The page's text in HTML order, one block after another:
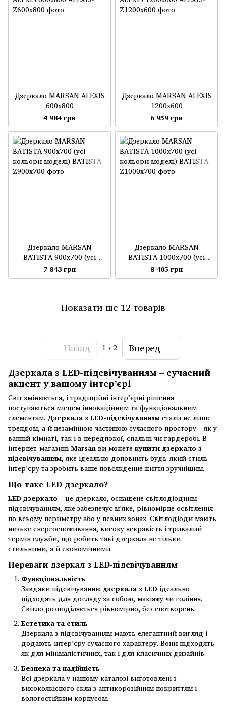
Дзеркало MARSAN ALEXIS
600x800
4 984 грн
Дзеркало MARSAN ALEXIS
1200x600
6 959 грн
Дзеркало MARSAN
BATISTA 900x700 (усі
кольори моделі)
7 843 грн
Дзеркало MARSAN
BATISTA 1000x700 (усі
кольори моделі)
8 405 грн
Показати ще 12 товарів
Назад 1 з 2
Вперед
Дзеркала з LED-підсвічуванням – сучасний
акцент у вашому інтер’єрі
Світ змінюється, і традиційні інтер’єрні рішення
поступаються місцем інноваційним та функціональним
елементам. Дзеркала з LED-підсвічуваннямстали не лише
трендом, а й незамінною частиною сучасного простору – як у
ванній кімнаті, так і в передпокої, спальні чи гардеробі. В
інтернет-магазиніMarsanви можетекупити дзеркало з
підсвічуванням, яке ідеально доповнить будь-який стиль
інтер’єру та зробить ваше повсякденне життя зручнішим.
Що таке LED дзеркало?
LED дзеркало – це дзеркало, оснащене світлодіодним
підсвічуванням, яке забезпечує м’яке, рівномірне освітлення
по всьому периметру або у певних зонах. Світлодіоди мають
низьке енергоспоживання, високу яскравість і тривалий
термін служби, що робить такі дзеркала не тільки
стильними, а й економічними.
Переваги дзеркал з LED-підсвічуванням
Функціональність
Завдяки підсвічуваннюдзеркала з LED ідеально
підходять для догляду за собою, макіяжу чи гоління.
Світло розподіляється рівномірно, без спотворень.
Естетика та стиль
Дзеркала з підсвічуванням мають елегантний вигляд і
додають інтер’єру сучасного характеру. Вони підходять
як для мінімалістичних, так і для класичних дизайнів.
Безпека та надійність
Всі дзеркала у нашому каталозі виготовлені з
високоякісного скла з антикорозійним покриттям і
вологостійким корпусом.